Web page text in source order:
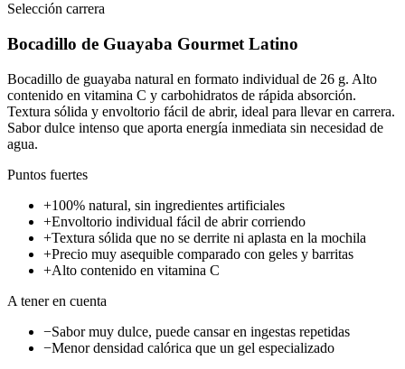
Selección carrera
Bocadillo de Guayaba Gourmet Latino
Bocadillo de guayaba natural en formato individual de 26 g. Alto
contenido en vitamina C y carbohidratos de rápida absorción.
Textura sólida y envoltorio fácil de abrir, ideal para llevar en carrera.
Sabor dulce intenso que aporta energía inmediata sin necesidad de
agua.
Puntos fuertes
+100% natural, sin ingredientes artificiales
+Envoltorio individual fácil de abrir corriendo
+Textura sólida que no se derrite ni aplasta en la mochila
+Precio muy asequible comparado con geles y barritas
+Alto contenido en vitamina C
A tener en cuenta
−Sabor muy dulce, puede cansar en ingestas repetidas
−Menor densidad calórica que un gel especializado